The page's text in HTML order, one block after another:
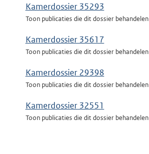
Kamerdossier 35293
Toon publicaties die dit dossier behandelen
Kamerdossier 35617
Toon publicaties die dit dossier behandelen
Kamerdossier 29398
Toon publicaties die dit dossier behandelen
Kamerdossier 32551
Toon publicaties die dit dossier behandelen